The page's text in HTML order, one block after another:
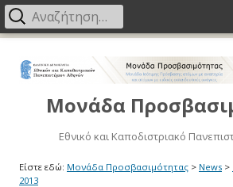
περιεχόμενο
Μονάδα
Εθνικό και Καποδιστριακό
Primary
Menu
Αναζήτηση
Είστε εδώ: Μονάδα Προσβασιμότητας > News >
2013